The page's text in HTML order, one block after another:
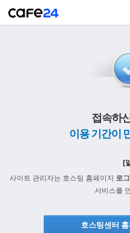
접속하
이용 기간이
[
사이트 관리자는 호스팅 홈페이지 로
서비스를
호스팅센터